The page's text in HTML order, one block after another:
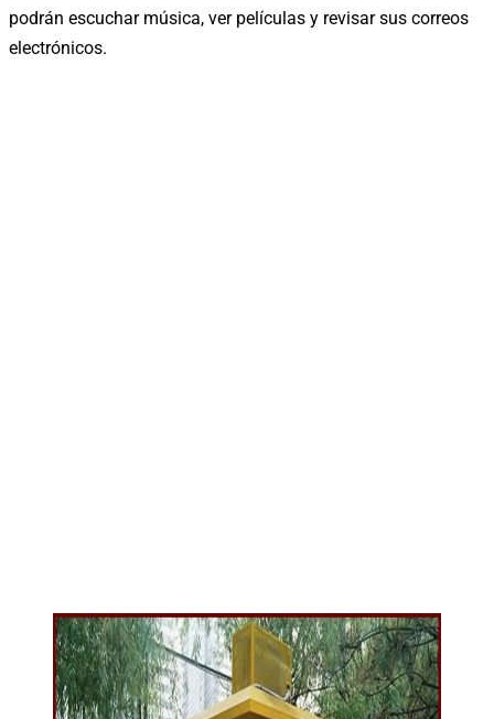
podrán escuchar música, ver películas y revisar sus correos
electrónicos.